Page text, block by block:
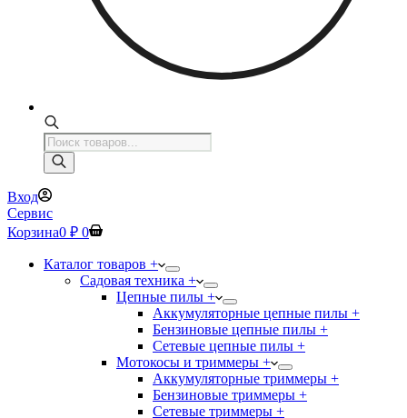
Поиск
товаров
Вход
Сервис
Корзина0 ₽ 0
Каталог товаров +
Садовая техника +
Цепные пилы +
Аккумуляторные цепные пилы +
Бензиновые цепные пилы +
Сетевые цепные пилы +
Мотокосы и триммеры +
Аккумуляторные триммеры +
Бензиновые триммеры +
Сетевые триммеры +